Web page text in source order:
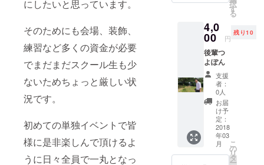
にしたいと思っています。
そのためにも会場、装飾、
練習など多くの資金が必要
でまだまだスクール生も少
ないためちょっと厳しい状
況です。
初めての単独イベントで皆
様に是非楽しんで頂けるよ
うに日々全員で一丸となっ
択
す
る
4,0
00 円
残り10
後輩つ
よぽん
支援
者：
0人
お届
け予
定：
2018
年03
月
こ
の
リ
タ
ー